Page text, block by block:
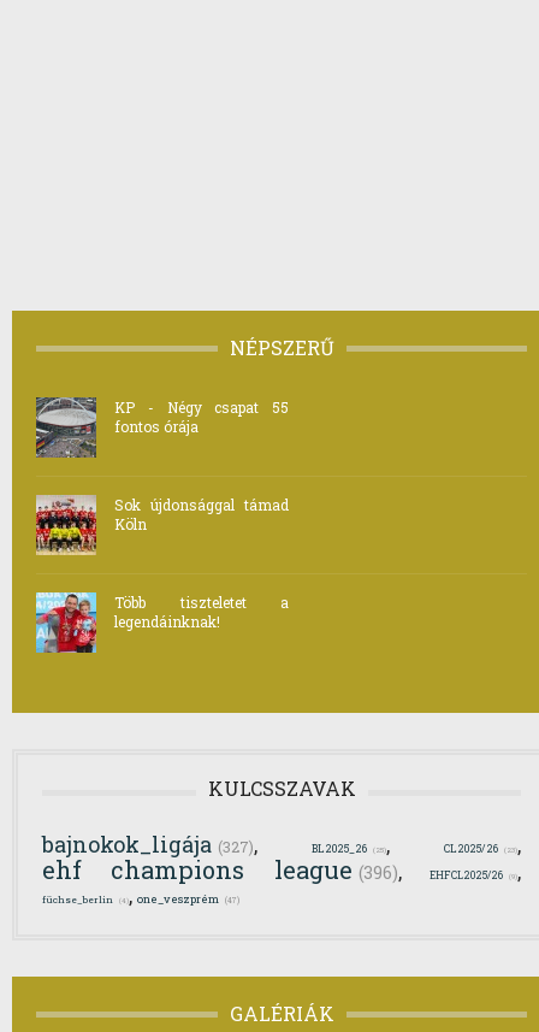
NÉPSZERŰ
KP - Négy csapat 55
fontos órája
Sok újdonsággal támad
Köln
Több tiszteletet a
legendáinknak!
KULCSSZAVAK
bajnokok_ligája (327), BL2025_26 (25), CL2025/26 (23),
ehf champions league (396),EHFCL2025/26 (9),
füchse_berlin (4), one_veszprém (47)
GALÉRIÁK